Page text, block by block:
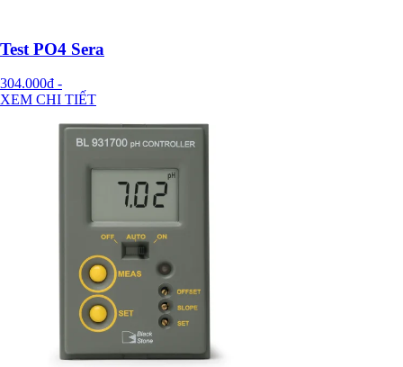
Test PO4 Sera
304.000đ -
XEM CHI TIẾT